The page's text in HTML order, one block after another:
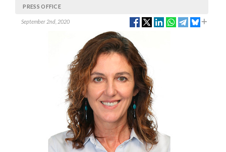
PRESS OFFICE
September 2nd, 2020